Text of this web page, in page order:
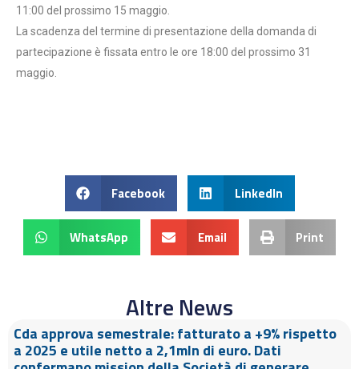
11:00 del prossimo 15 maggio.
La scadenza del termine di presentazione della domanda di
partecipazione è fissata entro le ore 18:00 del prossimo 31
maggio.
Facebook LinkedIn
WhatsApp Email Print
Altre News
Cda approva semestrale: fatturato a +9% rispetto
a 2025 e utile netto a 2,1mln di euro. Dati